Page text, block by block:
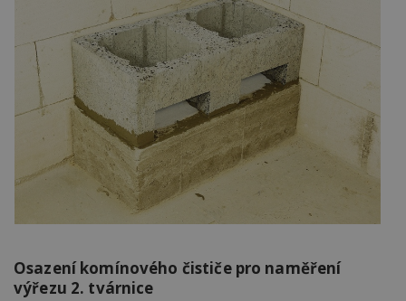
Osazení komínového čističe pro naměření
výřezu 2. tvárnice